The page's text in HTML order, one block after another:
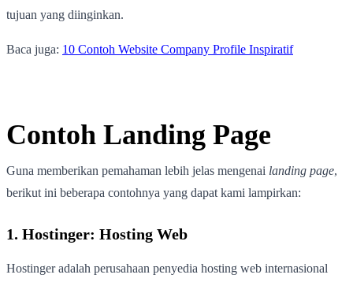
tujuan yang diinginkan.
Baca juga: 10 Contoh Website Company Profile Inspiratif
Contoh Landing Page
Guna memberikan pemahaman lebih jelas mengenai landing page,
berikut ini beberapa contohnya yang dapat kami lampirkan:
1. Hostinger: Hosting Web
Hostinger adalah perusahaan penyedia hosting web internasional